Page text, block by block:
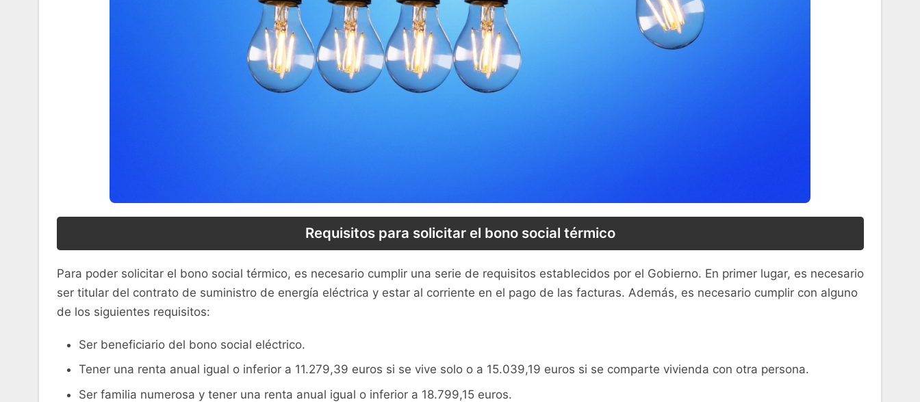
Requisitos para solicitar el bono social térmico
Para poder solicitar el bono social térmico, es necesario cumplir una serie de requisitos establecidos por el Gobierno. En primer lugar, es necesario
ser titular del contrato de suministro de energía eléctrica y estar al corriente en el pago de las facturas. Además, es necesario cumplir con alguno
de los siguientes requisitos:
Ser beneficiario del bono social eléctrico.
Tener una renta anual igual o inferior a 11.279,39 euros si se vive solo o a 15.039,19 euros si se comparte vivienda con otra persona.
Ser familia numerosa y tener una renta anual igual o inferior a 18.799,15 euros.